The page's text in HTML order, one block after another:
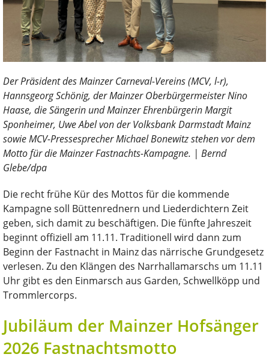
Der Präsident des Mainzer Carneval-Vereins (MCV, l-r),
Hannsgeorg Schönig, der Mainzer Oberbürgermeister Nino
Haase, die Sängerin und Mainzer Ehrenbürgerin Margit
Sponheimer, Uwe Abel von der Volksbank Darmstadt Mainz
sowie MCV-Pressesprecher Michael Bonewitz stehen vor dem
Motto für die Mainzer Fastnachts-Kampagne. | Bernd
Glebe/dpa
Die recht frühe Kür des Mottos für die kommende
Kampagne soll Büttenrednern und Liederdichtern Zeit
geben, sich damit zu beschäftigen. Die fünfte Jahreszeit
beginnt offiziell am 11.11. Traditionell wird dann zum
Beginn der Fastnacht in Mainz das närrische Grundgesetz
verlesen. Zu den Klängen des Narrhallamarschs um 11.11
Uhr gibt es den Einmarsch aus Garden, Schwellköpp und
Trommlercorps.
Jubiläum der Mainzer Hofsänger
2026 Fastnachtsmotto